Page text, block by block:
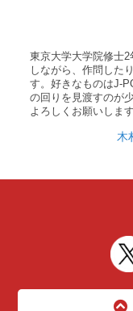
東京大学大学院修士
しながら、作問した
す。好きなものはJ-
の回りを見渡すのが
よろしくお願いします
木